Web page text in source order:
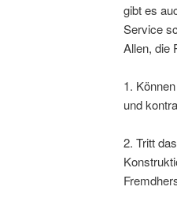
gibt es
Service
Allen, die
1.
und
2. Tritt